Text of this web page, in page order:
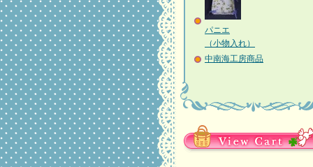
パニエ
（小物入れ）
中南海工房商品